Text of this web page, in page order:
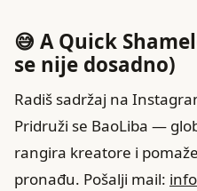
😅 A Quick
se nije dosadno)
Radiš sadržaj na
Pridruži se BaoLiba —
rangira kreatore i
pronađu. Pošalji mail: